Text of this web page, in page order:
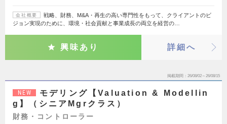
会社概要
戦略、財務、M&A・再生の高い専門性をもって、クライアントのビ
ジョン実現のために、環境・社会貢献と事業成長の両立を経営の…
興味あり 詳細へ
掲載期間 26/08/02～26/08/15
NEW
モデリング【Valuation & Modellin
g】（シニアMgrクラス）
財務・コントローラー